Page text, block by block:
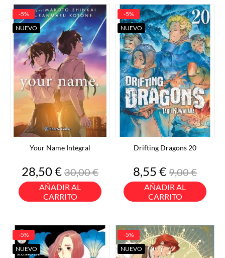
Your Name Integral
Precio
28,50 €Precio
base
30,00 €
AÑADIR AL
CARRITO
-5%
NUEVO
Drifting Dragons 20
Precio
8,55 €Precio
base
9,00 €
AÑADIR AL
CARRITO
-5%
NUEVO
-5%
NUEVO
-5%
NUEVO